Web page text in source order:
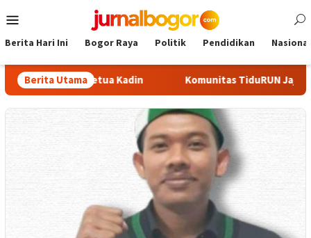
to
Menu
Berita Hari Ini Bogor Raya Politik Pendidikan Nasional
Berita Utama
Calon Ketua Kadin Komunitas TiduRUN Jajal Jalur